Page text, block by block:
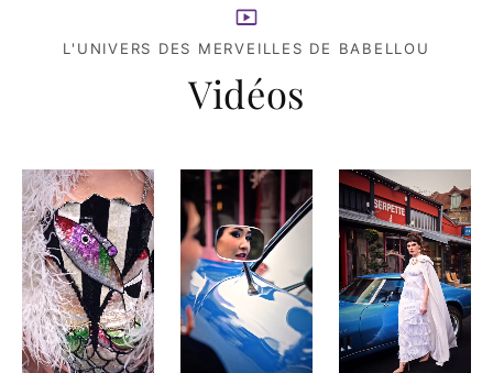
L'UNIVERS DES MERVEILLES DE BABELLOU
Vidéos